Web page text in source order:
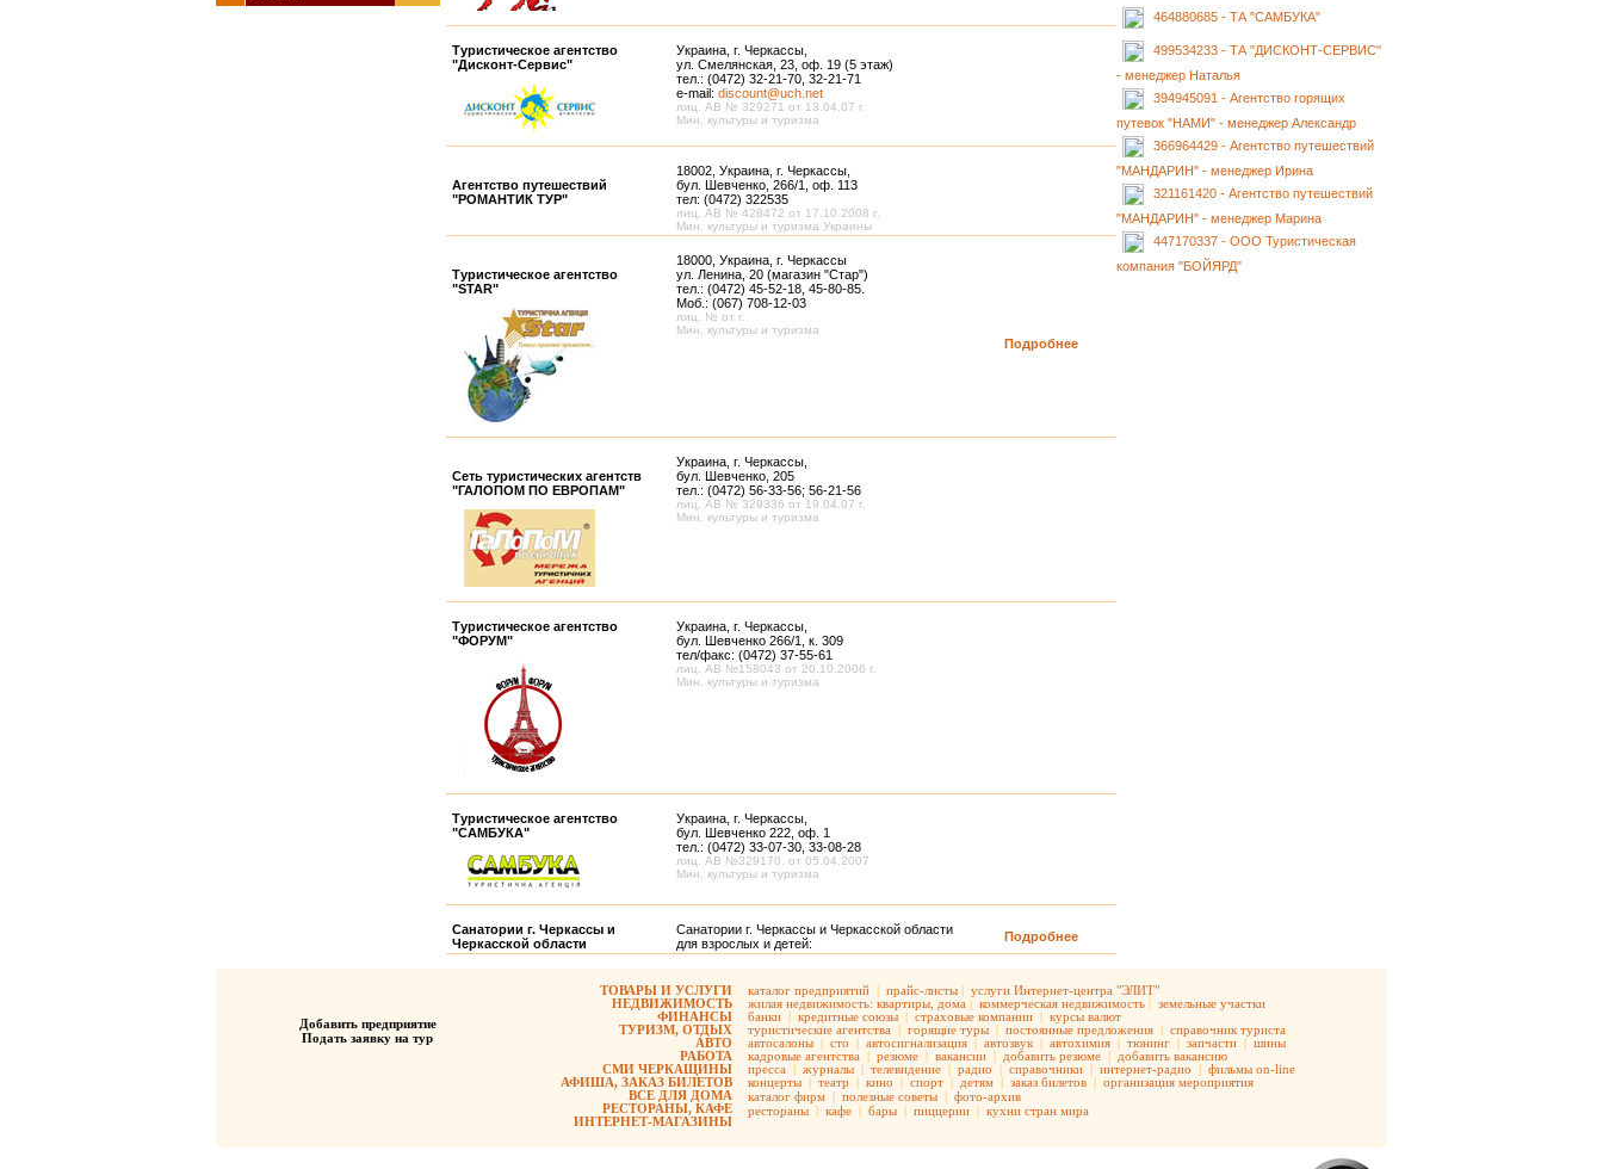
Туристическое агентство
"Дисконт-Сервис"
Украина, г. Черкассы,
ул. Смелянская, 23, оф. 19 (5 этаж)
тел.: (0472) 32-21-70, 32-21-71
e-mail: discount@uch.net
лиц. АВ № 329271 от 13.04.07 г.
Мин. культуры и туризма
Агентство путешествий
"РОМАНТИК ТУР"
18002, Украина, г. Черкассы,
бул. Шевченко, 266/1, оф. 113
тел: (0472) 322535
лиц. АВ № 428472 от 17.10.2008 г.
Мин. культуры и туризма Украины
Туристическое агентство
"STAR"
18000, Украина, г. Черкассы
ул. Ленина, 20 (магазин "Стар")
тел.: (0472) 45-52-18, 45-80-85.
Моб.: (067) 708-12-03
лиц. № от г.
Мин. культуры и туризма
Подробнее
Cеть туристических агентств
"ГАЛОПОМ ПО ЕВРОПАМ"
Украина, г. Черкассы,
бул. Шевченко, 205
тел.: (0472) 56-33-56; 56-21-56
лиц. АВ № 329336 от 19.04.07 г.
Мин. культуры и туризма
Туристическое агентство
"ФОРУМ"
Украина, г. Черкассы,
бул. Шевченко 266/1, к. 309
тел/факс: (0472) 37-55-61
лиц. АВ №158043 от 20.10.2006 г.
Мин. культуры и туризма
Туристическое агентство
"САМБУКА"
Украина, г. Черкассы,
бул. Шевченко 222, оф. 1
тел.: (0472) 33-07-30, 33-08-28
лиц. АВ №329170. от 05.04.2007
Мин. культуры и туризма
Санатории г. Черкассы и
Черкасской области
Санатории г. Черкассы и Черкасской области
для взрослых и детей:
Подробнее
464880685 - ТА "САМБУКА"
499534233 - ТА "ДИСКОНТ-СЕРВИС"
- менеджер Наталья
394945091 - Агентство горящих
путевок "НАМИ" - менеджер Александр
366964429 - Агентство путешествий
"МАНДАРИН" - менеджер Ирина
321161420 - Агентство путешествий
"МАНДАРИН" - менеджер Марина
447170337 - ООО Туристическая
компания "БОЙЯРД"
Добавить предприятие
Подать заявку на тур
ТОВАРЫ И УСЛУГИ
НЕДВИЖИМОСТЬ
ФИНАНСЫ
ТУРИЗМ, ОТДЫХ
АВТО
РАБОТА
СМИ ЧЕРКАЩИНЫ
АФИША, ЗАКАЗ БИЛЕТОВ
ВСЕ ДЛЯ ДОМА
РЕСТОРАНЫ, КАФЕ
ИНТЕРНЕТ-МАГАЗИНЫ
каталог предприятий | прайс-листы | услуги Интернет-центра "ЭЛИТ"
жилая недвижимость: квартиры, дома | коммерческая недвижимость | земельные участки
банки | кредитные союзы | страховые компании | курсы валют
туристические агентства | горящие туры | постоянные предложения | справочник туриста
автосалоны | сто | автосигнализация | автозвук | автохимия | тюнинг | запчасти | шины
кадровые агентства | резюме | вакансии | добавить резюме | добавить вакансию
пресса | журналы | телевидение | радио | справочники | интернет-радио | фильмы on-line
концерты | театр | кино | спорт | детям | заказ билетов | организация мероприятия
каталог фирм | полезные советы | фото-архив
рестораны | кафе | бары | пиццерии | кухни стран мира